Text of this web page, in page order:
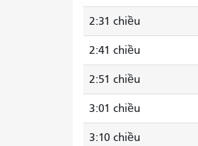
2:31 chiều
2:41 chiều
2:51 chiều
3:01 chiều
3:10 chiều